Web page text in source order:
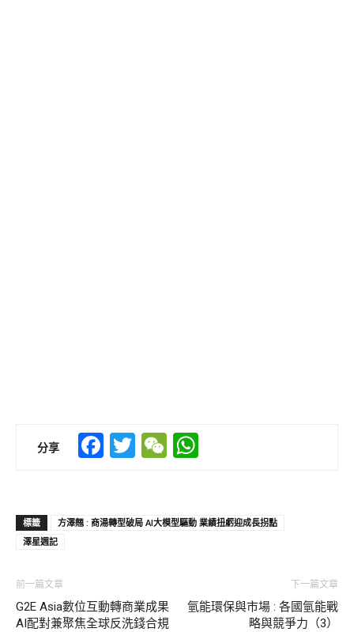
分享 Facebook
TwitterWeChat
標籤
方澤翹 : 商湯轉型破局 AI大模型驅動 業績扭虧迎成長拐點
澤星週記
前一篇文章
G2E Asia數位互動轉商業成果
AI配對兼聚焦全球反洗錢合規
下一篇文章
氫能環保與市場 : 各國氫能戰
略與競爭力（3）